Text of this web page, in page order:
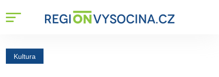
Kultura